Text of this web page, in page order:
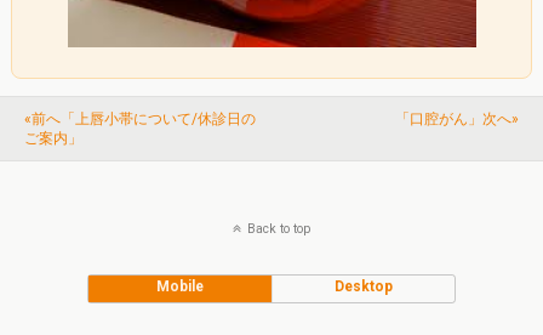
«前へ「上唇小帯について/休診日の
ご案内」
「口腔がん」次へ»
Back to top
Mobile Desktop